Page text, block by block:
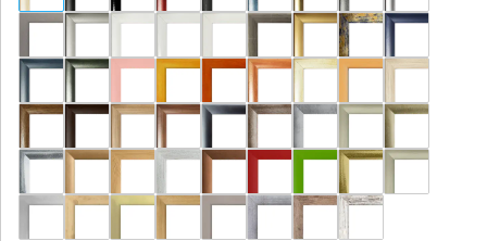
Rahmenloser
Aluminium
Yukon Alaska